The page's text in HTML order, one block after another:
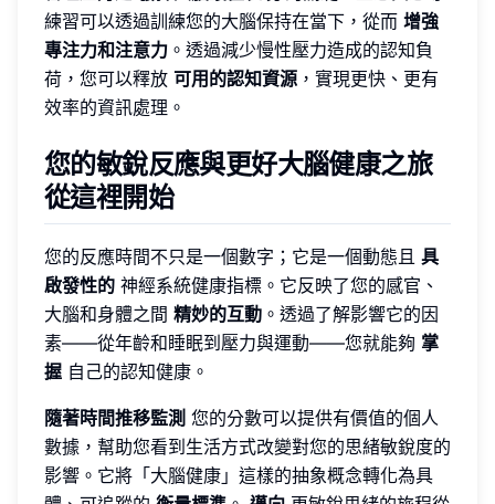
練習可以透過訓練您的大腦保持在當下，從而 增強
專注力和注意力 。透過減少慢性壓力造成的認知負
荷，您可以釋放 可用的認知資源 ，實現更快、更有
效率的資訊處理。
您的敏銳反應與更好大腦健康之旅
從這裡開始
您的反應時間不只是一個數字；它是一個動態且 具
啟發性的 神經系統健康指標。它反映了您的感官、
大腦和身體之間 精妙的互動 。透過了解影響它的因
素——從年齡和睡眠到壓力與運動——您就能夠 掌
握 自己的認知健康。
隨著時間推移監測 您的分數可以提供有價值的個人
數據，幫助您看到生活方式改變對您的思緒敏銳度的
影響。它將「大腦健康」這樣的抽象概念轉化為具